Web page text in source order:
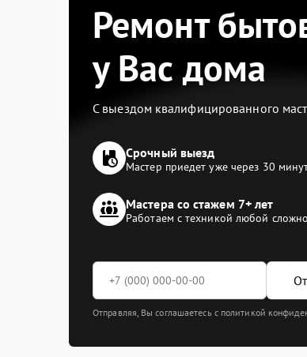
Ремонт
у Вас дома
С выездом квалифицированного
Срочный выезд
Мастер приедет уже через 30
Мастера со стажем 7+ лет
Работаем с техникой любой
Отправляя, Вы соглашаетесь с политикой